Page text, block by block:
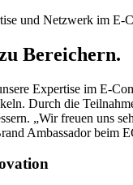
und Netzwerk im E-
Bereichern.
Expertise im E-
Durch die
„Wir freuen uns
Ambassador beim